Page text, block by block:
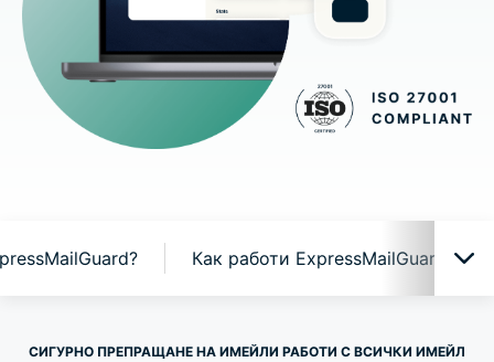
Как работи ExpressMailGuard
ExpressMailGuard в действие
СИГУРНО ПРЕПРАЩАНЕ НА ИМЕЙЛИ РАБОТИ С ВСИЧКИ ИМЕЙЛ